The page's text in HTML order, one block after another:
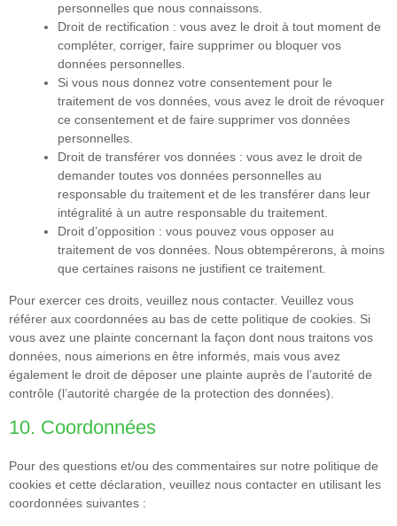
personnelles que nous connaissons.
Droit de rectification : vous avez le droit à tout moment de
compléter, corriger, faire supprimer ou bloquer vos
données personnelles.
Si vous nous donnez votre consentement pour le
traitement de vos données, vous avez le droit de révoquer
ce consentement et de faire supprimer vos données
personnelles.
Droit de transférer vos données : vous avez le droit de
demander toutes vos données personnelles au
responsable du traitement et de les transférer dans leur
intégralité à un autre responsable du traitement.
Droit d’opposition : vous pouvez vous opposer au
traitement de vos données. Nous obtempérerons, à moins
que certaines raisons ne justifient ce traitement.
Pour exercer ces droits, veuillez nous contacter. Veuillez vous
référer aux coordonnées au bas de cette politique de cookies. Si
vous avez une plainte concernant la façon dont nous traitons vos
données, nous aimerions en être informés, mais vous avez
également le droit de déposer une plainte auprès de l’autorité de
contrôle (l’autorité chargée de la protection des données).
10. Coordonnées
Pour des questions et/ou des commentaires sur notre politique de
cookies et cette déclaration, veuillez nous contacter en utilisant les
coordonnées suivantes :